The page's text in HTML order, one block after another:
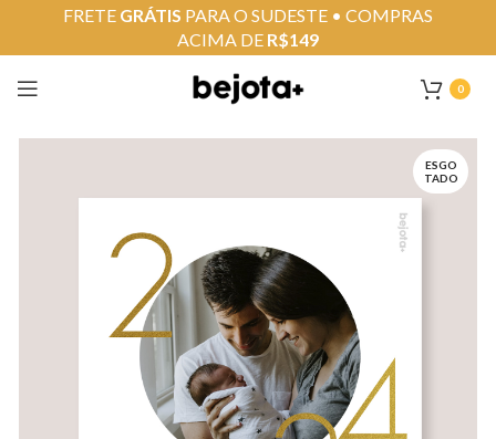
0
ESGO
TADO
FRETE GRÁTIS PARA O SUDESTE • COMPRAS
ACIMA DE R$149